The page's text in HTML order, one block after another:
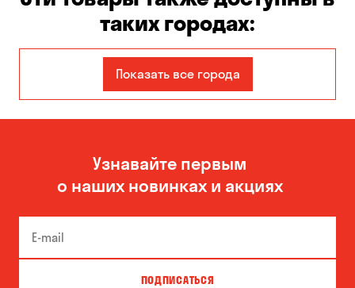
таких городах:
Александровка
Запорожье Каменское
Николаев Одесса
Показать все города
Узнавайте первым
о наших новинках и акциях
ПОДПИСАТЬСЯ